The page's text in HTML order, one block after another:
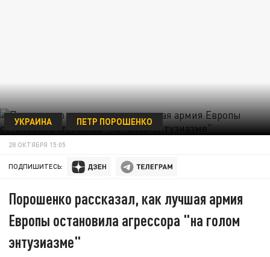
УКРАИНА ПЕТР ПОРОШЕНКО
28 ОКТЯБРЯ 15:05
ПОДПИШИТЕСЬ:
Порошенко рассказал, как лучшая армия
Европы остановила агрессора "на голом
энтузиазме"